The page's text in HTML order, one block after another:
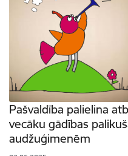
Pašvaldība palielina
vecāku gādības
audžuģimenēm